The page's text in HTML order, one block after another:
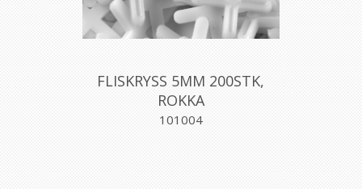
FLISKRYSS 5MM 200STK,
ROKKA
101004